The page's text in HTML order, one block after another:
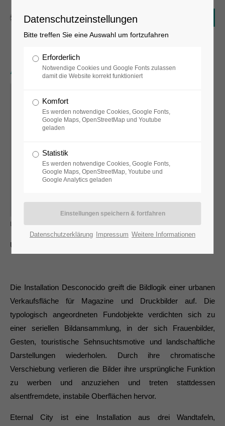
Aylin Derya Stahl
Land and rocks weathered by the sea and air / 2025
UNIVERSITÄT DER KÜNSTE BERLIN
Die Installation Desconocido greift die Bildlogik einer urbanen
Verkaufsfläche für Magazine und Druckbilder auf. Die
typologisch angeordneten Fundobjekte verdichten sich zu
einer seriellen Bildansammlung, in der sich Frauenbilder,
Gesten, touristische Sehnsuchtsmotive und landschaftliche
Darstellungen wiederholen. Durch ihre chromatische
Verschiebung verlieren die Bilder ihre ursprüngliche Funktion
zu werben und anzuziehen und treten stattdessen
alsentfremdete, instabile Oberflächen hervor.
Eternal City ist eine Installation aus drei Wandtafeln,
Datenschutzeinstellungen
Bitte treffen Sie eine Auswahl um fortzufahren
Erforderlich
Notwendige Cookies und Google Fonts zulassen
damit die Website korrekt funktioniert
Komfort
Es werden notwendige Cookies, Google Fonts,
Google Maps, OpenStreetMap und Youtube
geladen
Statistik
Es werden notwendige Cookies, Google Fonts,
Google Maps, OpenStreetMap, Youtube und
Google Analytics geladen
Datenschutzerklärung Impressum Weitere Informationen